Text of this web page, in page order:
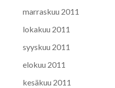
marraskuu 2011
lokakuu 2011
syyskuu 2011
elokuu 2011
kesäkuu 2011